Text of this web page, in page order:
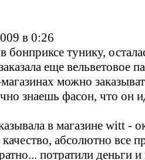
в 0:26
бонприксе тунику,
еще вельветовое
можно
знаешь фасон, что он
в магазине witt -
абсолютно все
потратили деньги